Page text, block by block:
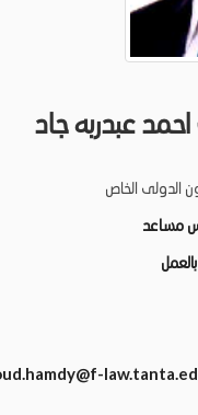
عبدربه جاد
الدولى الخاص
مساعد